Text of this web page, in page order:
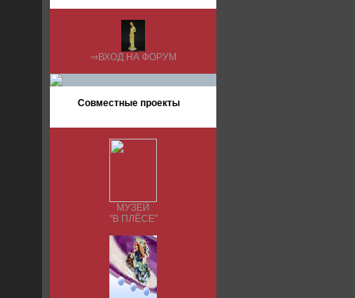
⇒ВХОД НА ФОРУМ
Совместные проекты
МУЗЕЙ
"В ПЛЁСЕ"